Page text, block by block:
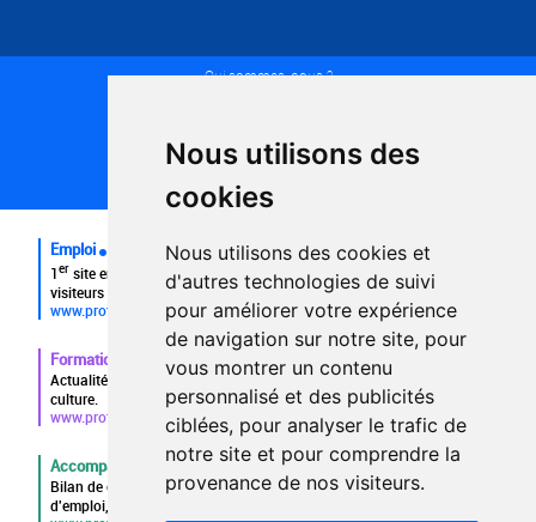
Nous utilisons des
cookies
Nous utilisons des cookies et
d'autres technologies de suivi
pour améliorer votre expérience
de navigation sur notre site, pour
vous montrer un contenu
personnalisé et des publicités
ciblées, pour analyser le trafic de
notre site et pour comprendre la
provenance de nos visiteurs.
Qui sommes-nous ?
Plan du site
FAQ recruteurs
FAQ
Emploi
1er site emploi du secteur culturel 784.000 visites et 230.000
visiteurs uniques par mois.
www.profilculture.com
Formation
Actualités, guide et annuaire des formations aux métiers de la
culture.
www.profilculture-formation.com
Accompagnement professionnel
Bilan de compétences, coaching, techniques de recherche
d'emploi, entretien conseil.